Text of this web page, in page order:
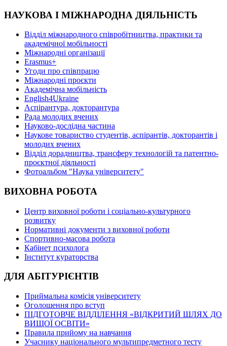
НАУКОВА І МІЖНАРОДНА ДІЯЛЬНІСТЬ
Відділ міжнародного співробітництва, практики та
академічної мобільності
Міжнародні організації
Erasmus+
Угоди про співпрацю
Міжнародні проєкти
Академічна мобільність
English4Ukraine
Аспірантура, докторантура
Рада молодих вчених
Науково-дослідна частина
Наукове товариство студентів, аспірантів, докторантів і
молодих вчених
Відділ дорадництва, трансферу технологій та патентно-
проєктної діяльності
Фотоальбом "Наука університету"
ВИХОВНА РОБОТА
Центр виховної роботи і соціально-культурного
розвитку
Нормативні документи з виховної роботи
Спортивно-масова робота
Кабінет психолога
Інститут кураторства
ДЛЯ АБІТУРІЄНТІВ
Приймальна комісія університету
Оголошення про вступ
ПІДГОТОВЧЕ ВІДДІЛЕННЯ «ВІДКРИТИЙ ШЛЯХ ДО
ВИЩОЇ ОСВІТИ»
Правила прийому на навчання
Учаснику національного мультипредметного тесту